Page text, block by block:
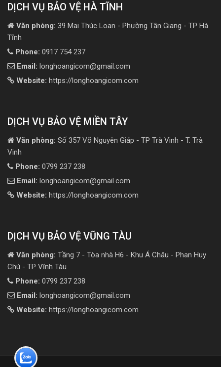
DỊCH VỤ BẢO VỆ HÀ TĨNH
Văn phòng: 39 Mai Thúc Loan - Phường Tân Giang - TP Hà
Tĩnh
Phone: 0917 754 237
Email: longhoangicom@gmail.com
Website: https://longhoangicom.com
DỊCH VỤ BẢO VỆ MIỀN TÂY
Văn phòng: Số 357 Võ Nguyên Giáp - TP Trà Vinh - T. Trà
Vinh
Phone: 0799 237 238
Email: longhoangicom@gmail.com
Website: https://longhoangicom.com
DỊCH VỤ BẢO VỆ VŨNG TÀU
Văn phòng: Tầng 7 - Tòa nhà H6 - Khu Á Châu - Phan Huy
Chú - TP Vĩnh Tàu
Phone: 0799 237 238
Email: longhoangicom@gmail.com
Website: https://longhoangicom.com